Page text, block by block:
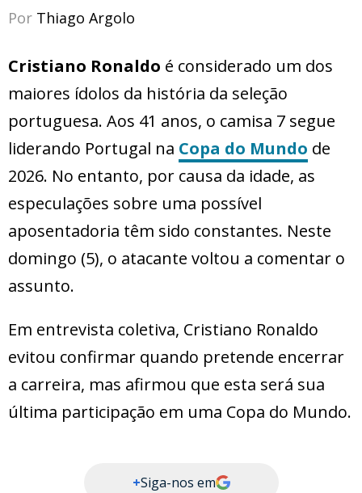
Por Thiago Argolo
Cristiano Ronaldo é considerado um dos
maiores ídolos da história da seleção
portuguesa. Aos 41 anos, o camisa 7 segue
liderando Portugal na Copa do Mundo de
2026. No entanto, por causa da idade, as
especulações sobre uma possível
aposentadoria têm sido constantes. Neste
domingo (5), o atacante voltou a comentar o
assunto.
Em entrevista coletiva, Cristiano Ronaldo
evitou confirmar quando pretende encerrar
a carreira, mas afirmou que esta será sua
última participação em uma Copa do Mundo.
+Siga-nos em